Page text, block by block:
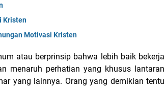
Kristen
Motivasi Kristen
atau berprinsip bahwa lebih baik bekerja
menaruh perhatian yang khusus lantaran
yang lainnya. Orang yang demikian tentu